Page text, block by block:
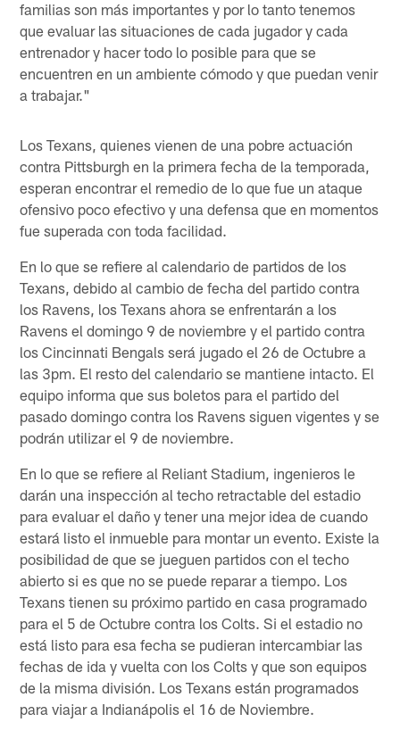
familias son más importantes y por lo tanto tenemos
que evaluar las situaciones de cada jugador y cada
entrenador y hacer todo lo posible para que se
encuentren en un ambiente cómodo y que puedan venir
a trabajar."
Los Texans, quienes vienen de una pobre actuación
contra Pittsburgh en la primera fecha de la temporada,
esperan encontrar el remedio de lo que fue un ataque
ofensivo poco efectivo y una defensa que en momentos
fue superada con toda facilidad.
En lo que se refiere al calendario de partidos de los
Texans, debido al cambio de fecha del partido contra
los Ravens, los Texans ahora se enfrentarán a los
Ravens el domingo 9 de noviembre y el partido contra
los Cincinnati Bengals será jugado el 26 de Octubre a
las 3pm. El resto del calendario se mantiene intacto. El
equipo informa que sus boletos para el partido del
pasado domingo contra los Ravens siguen vigentes y se
podrán utilizar el 9 de noviembre.
En lo que se refiere al Reliant Stadium, ingenieros le
darán una inspección al techo retractable del estadio
para evaluar el daño y tener una mejor idea de cuando
estará listo el inmueble para montar un evento. Existe la
posibilidad de que se jueguen partidos con el techo
abierto si es que no se puede reparar a tiempo. Los
Texans tienen su próximo partido en casa programado
para el 5 de Octubre contra los Colts. Si el estadio no
está listo para esa fecha se pudieran intercambiar las
fechas de ida y vuelta con los Colts y que son equipos
de la misma división. Los Texans están programados
para viajar a Indianápolis el 16 de Noviembre.